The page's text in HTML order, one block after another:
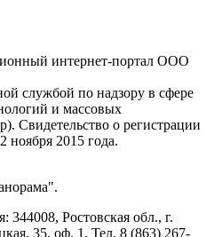
интернет-портал ООО
службой по надзору в сфере
и массовых
Cвидетельство о регистрации
2015 года.
344008, Ростовская обл., г.
35, оф. 1. Тел. 8 (863) 267-